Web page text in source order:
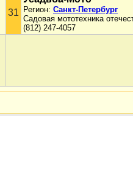
31 Регион: Санкт-Петербург
Садовая мототехника
(812) 247-4057